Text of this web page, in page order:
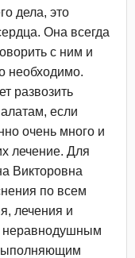
дела, это
Она всегда
с ним и
необходимо.
развозить
если
очень много и
лечение. Для
Викторовна
по всем
лечения и
неравнодушным